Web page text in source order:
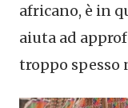
africano, è in
aiuta ad
troppo spesso